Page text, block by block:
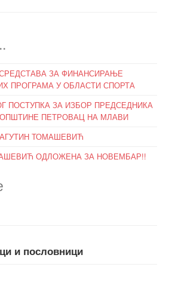
ЗА ФИНАНСИРАЊЕ
ПРОГРАМА У ОБЛАСТИ СПОРТА
ПОСТУПКА ЗА ИЗБОР ПРЕДСЕДНИКА
ПЕТРОВАЦ НА МЛАВИ
ТОМАШЕВИЋ
ОДЛОЖЕНА ЗА НОВЕМБАР!!
и пословници